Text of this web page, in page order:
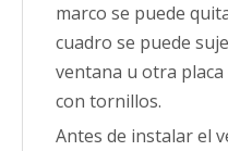
marco se puede
cuadro se puede
ventana u otra
con tornillos.
Antes de instalar el